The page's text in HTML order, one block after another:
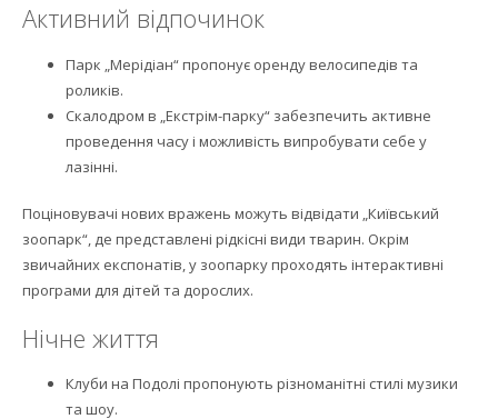
Активний відпочинок
Парк „Мерідіан“ пропонує оренду велосипедів та
роликів.
Скалодром в „Екстрім-парку“ забезпечить активне
проведення часу і можливість випробувати себе у
лазінні.
Поціновувачі нових вражень можуть відвідати „Київський
зоопарк“, де представлені рідкісні види тварин. Окрім
звичайних експонатів, у зоопарку проходять інтерактивні
програми для дітей та дорослих.
Нічне життя
Клуби на Подолі пропонують різноманітні стилі музики
та шоу.